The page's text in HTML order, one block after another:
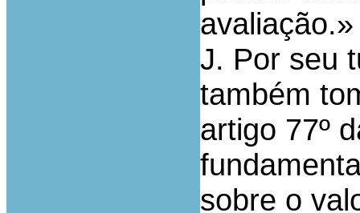
avaliação.»
J. Por seu
também
artigo 77º
sobre o